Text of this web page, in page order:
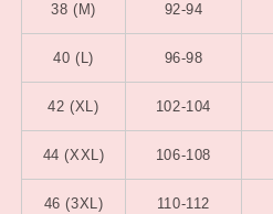
38 (M) 92-94
40 (L) 96-98
42 (XL) 102-104
44 (XXL) 106-108
46 (3XL) 110-112